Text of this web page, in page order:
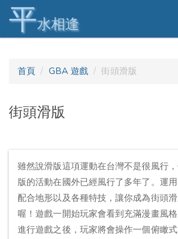
平水相逢
首頁 GBA 遊戲 街頭滑版
街頭滑版
雖然說滑版這項運動在台灣不是很風行
版的活動在國外已經風行了多年了。運用
配合地形以及各種特技，讓你成為街頭
喔！遊戲一開始玩家會看到充滿漫畫風
進行遊戲之後，玩家將會操作一個俯瞰